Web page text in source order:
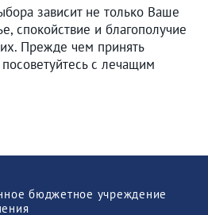
зависит не только Ваше
спокойствие и благополучие
Прежде чем принять
с лечащим
бюджетное учреждение